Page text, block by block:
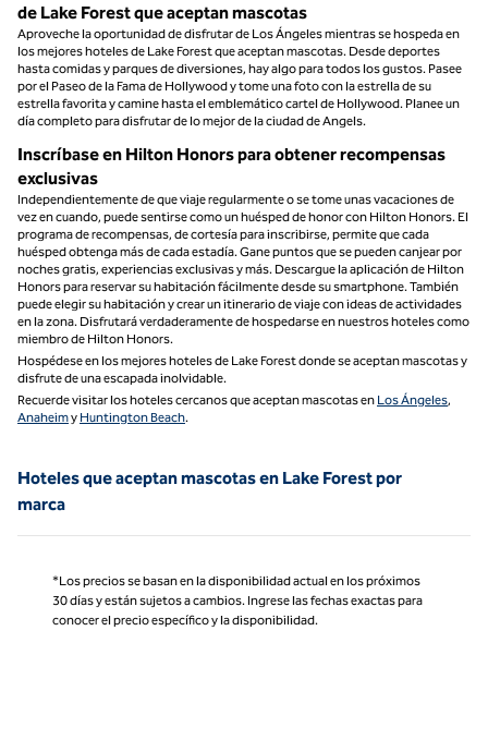
de Lake Forest que aceptan mascotas
Aproveche la oportunidad de disfrutar de Los Ángeles mientras se hospeda en
los mejores hoteles de Lake Forest que aceptan mascotas. Desde deportes
hasta comidas y parques de diversiones, hay algo para todos los gustos. Pasee
por el Paseo de la Fama de Hollywood y tome una foto con la estrella de su
estrella favorita y camine hasta el emblemático cartel de Hollywood. Planee un
día completo para disfrutar de lo mejor de la ciudad de Angels.
Inscríbase en Hilton Honors para obtener recompensas
exclusivas
Independientemente de que viaje regularmente o se tome unas vacaciones de
vez en cuando, puede sentirse como un huésped de honor con Hilton Honors. El
programa de recompensas, de cortesía para inscribirse, permite que cada
huésped obtenga más de cada estadía. Gane puntos que se pueden canjear por
noches gratis, experiencias exclusivas y más. Descargue la aplicación de Hilton
Honors para reservar su habitación fácilmente desde su smartphone. También
puede elegir su habitación y crear un itinerario de viaje con ideas de actividades
en la zona. Disfrutará verdaderamente de hospedarse en nuestros hoteles como
miembro de Hilton Honors.
Hospédese en los mejores hoteles de Lake Forest donde se aceptan mascotas y
disfrute de una escapada inolvidable.
Recuerde visitar los hoteles cercanos que aceptan mascotas en Los Ángeles,
Anaheimy Huntington Beach.
Hoteles que aceptan mascotas en Lake Forest por
marca
*Los precios se basan en la disponibilidad actual en los próximos
30 días y están sujetos a cambios. Ingrese las fechas exactas para
conocer el precio específico y la disponibilidad.